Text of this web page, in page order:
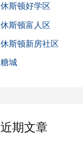
休斯顿好学区
休斯顿富人区
休斯顿新房社区
糖城
近期文章